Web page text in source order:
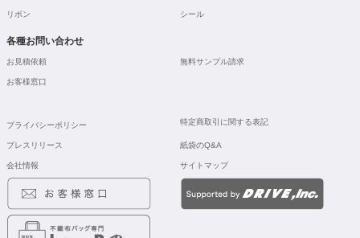
リボン シール
各種お問い合わせ
お見積依頼 無料サンプル請求
お客様窓口
プライバシーポリシー 特定商取引に関する表記
プレスリリース 紙袋のQ&A
会社情報 サイトマップ